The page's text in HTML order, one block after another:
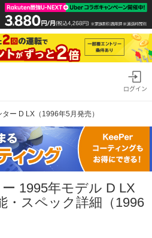
ログイン
ター D LX（1996年5月発売）
1995年モデル D LX
・スペック詳細（1996